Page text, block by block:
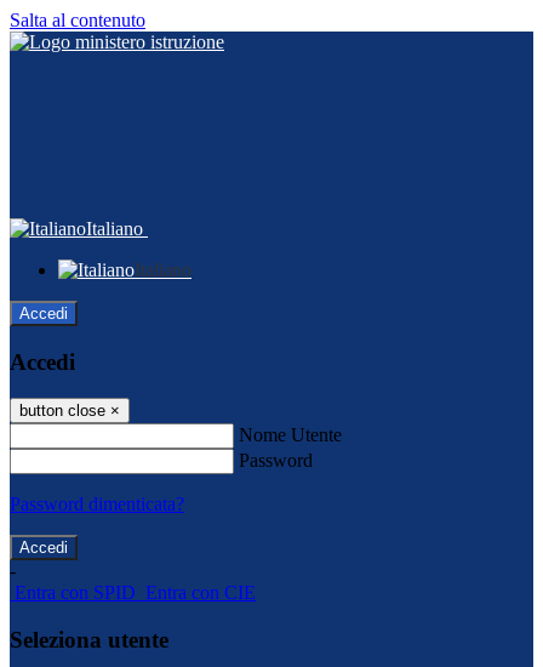
Salta al contenuto
Italiano
Italiano
Accedi
Accedi
button close ×
Nome Utente
Password
Password dimenticata?
-
Entra con SPID Entra con CIE
Seleziona utente